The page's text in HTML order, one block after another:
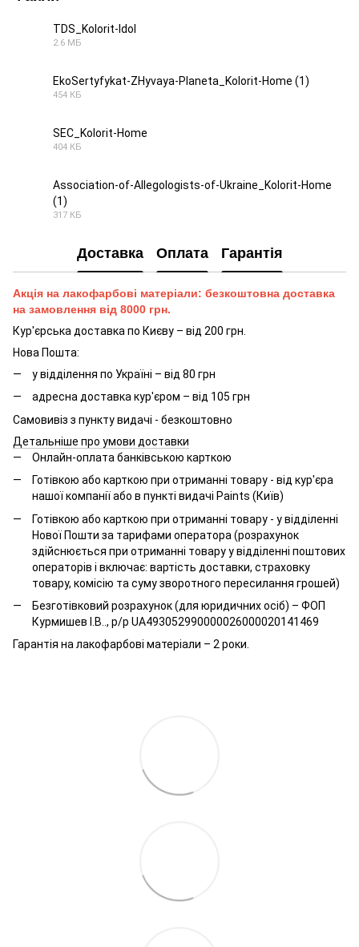
TDS_Kolorit-Idol
2.6 МБ
EkoSertyfykat-ZHyvaya-Planeta_Kolorit-Home (1)
454 КБ
SEC_Kolorit-Home
404 КБ
Association-of-Allegologists-of-Ukraine_Kolorit-Home
(1)
317 КБ
Доставка Оплата Гарантія
Акція на лакофарбові матеріали: безкоштовна доставка
на замовлення від 8000 грн.
Кур'єрська доставка по Києву – від 200 грн.
Нова Пошта:
у відділення по Україні – від 80 грн
адресна доставка кур'єром – від 105 грн
Самовивіз з пункту видачі - безкоштовно
Детальніше про умови доставки
Онлайн-оплата банківською карткою
Готівкою або карткою при отриманні товару - від кур'єра
нашої компанії або в пункті видачі Paints (Київ)
Готівкою або карткою при отриманні товару - у відділенні
Нової Пошти за тарифами оператора (розрахунок
здійснюється при отриманні товару у відділенні поштових
операторів і включає: вартість доставки, страховку
товару, комісію та суму зворотного пересилання грошей)
Безготівковий розрахунок (для юридичних осіб) – ФОП
Курмишев І.В.., р/р UA493052990000026000020141469
Гарантія на лакофарбові матеріали – 2 роки.